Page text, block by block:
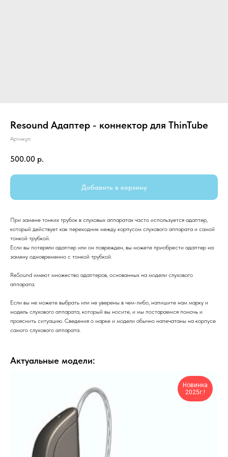
Resound Адаптер - коннектор для ThinTube
Артикул:
500.00 р.
Добавить в корзину
При замене тонких трубок в слуховых аппаратах часто используется адаптер,
который действует как переходник между корпусом слухового аппарата и самой
тонкой трубкой.
Если вы потеряли адаптер или он поврежден, вы можете приобрести адаптер на
замену одновременно с тонкой трубкой.
ReSound имеют множество адаптеров, основанных на модели слухового
аппарата.
Если вы не можете выбрать или не уверены в чем-либо, напишите нам марку и
модель слухового аппарата, который вы носите, и мы постараемся помочь и
прояснить ситуацию. Сведения о марке и модели обычно напечатаны на корпусе
самого слухового аппарата.
Актуальные модели:
Новинка
2025г.!